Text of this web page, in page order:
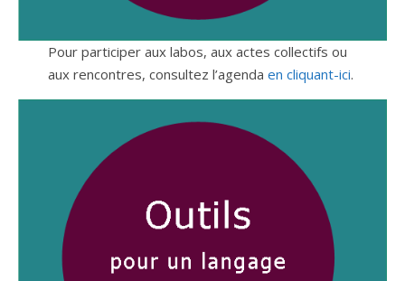
Pour participer aux labos, aux actes collectifs ou
aux rencontres, consultez l’agenda en cliquant-ici.